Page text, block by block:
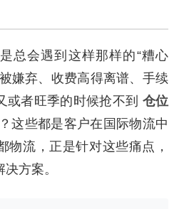
总会遇到这样那样的“糟心
嫌弃、收费高得离谱、手续
或者旺季的时候抢不到 仓位
这些都是客户在国际物流中
物流，正是针对这些痛点，
方案。